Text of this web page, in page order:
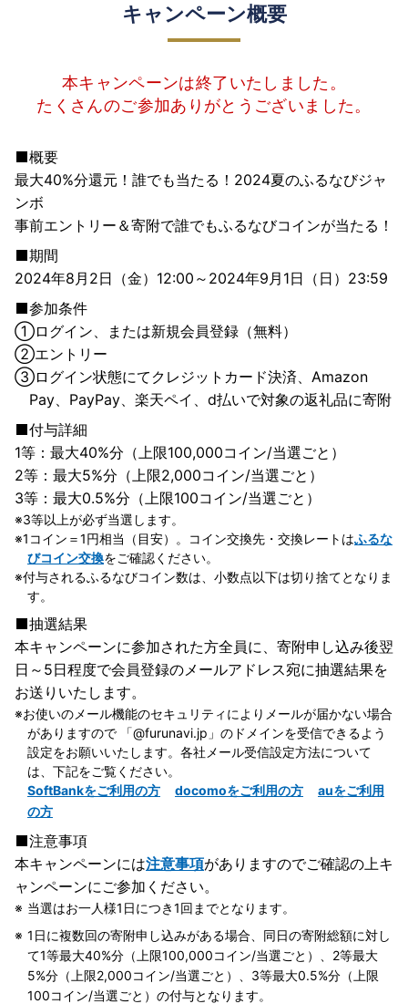
キャンペーン概要
本キャンペーンは終了いたしました。
たくさんのご参加ありがとうございました。
概要
最大40%分還元！誰でも当たる！2024夏のふるなびジャ
ンボ
事前エントリー＆寄附で誰でもふるなびコインが当たる！
期間
2024年8月2日（金）12:00～2024年9月1日（日）23:59
参加条件
①ログイン、または新規会員登録（無料）
②エントリー
③ログイン状態にてクレジットカード決済、Amazon
Pay、PayPay、楽天ペイ、d払いで対象の返礼品に寄附
付与詳細
1等：最大40%分（上限100,000コイン/当選ごと）
2等：最大5%分（上限2,000コイン/当選ごと）
3等：最大0.5%分（上限100コイン/当選ごと）
3等以上が必ず当選します。
1コイン＝1円相当（目安）。コイン交換先・交換レートはふるな
びコイン交換をご確認ください。
付与されるふるなびコイン数は、小数点以下は切り捨てとなりま
す。
抽選結果
本キャンペーンに参加された方全員に、寄附申し込み後翌
日～5日程度で会員登録のメールアドレス宛に抽選結果を
お送りいたします。
お使いのメール機能のセキュリティによりメールが届かない場合
がありますので 「@furunavi.jp」のドメインを受信できるよう
設定をお願いいたします。各社メール受信設定方法について
は、下記をご覧ください。
SoftBankをご利用の方
docomoをご利用の方
auをご利用
の方
注意事項
本キャンペーンには注意事項がありますのでご確認の上キ
ャンペーンにご参加ください。
当選はお一人様1日につき1回までとなります。
1日に複数回の寄附申し込みがある場合、同日の寄附総額に対し
て1等最大40%分（上限100,000コイン/当選ごと）、2等最大
5%分（上限2,000コイン/当選ごと）、3等最大0.5%分（上限
100コイン/当選ごと）の付与となります。